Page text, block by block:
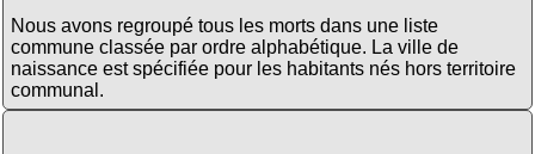
Nous avons regroupé tous les morts dans une liste
commune classée par ordre alphabétique. La ville de
naissance est spécifiée pour les habitants nés hors territoire
communal.